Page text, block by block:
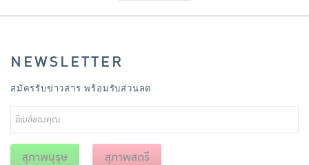
NEWSLETTER
สมัครรับข่าวสาร พร้อมรับส่วนลด
สุภาพบุรุษ สุภาพสตรี